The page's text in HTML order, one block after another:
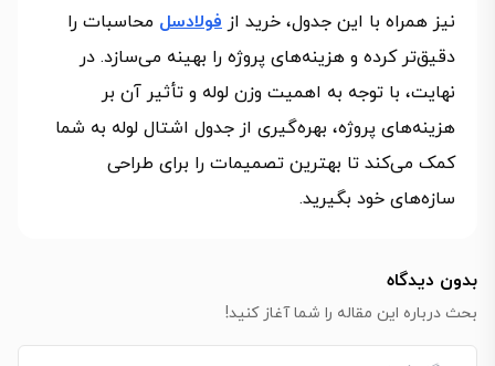
نیز همراه با این جدول، خرید از فولادسل محاسبات را
دقیق‌تر کرده و هزینه‌های پروژه را بهینه می‌سازد. در
نهایت، با توجه به اهمیت وزن لوله و تأثیر آن بر
هزینه‌های پروژه، بهره‌گیری از جدول اشتال لوله به شما
کمک می‌کند تا بهترین تصمیمات را برای طراحی
سازه‌های خود بگیرید.
بدون دیدگاه
بحث درباره این مقاله را شما آغاز کنید!